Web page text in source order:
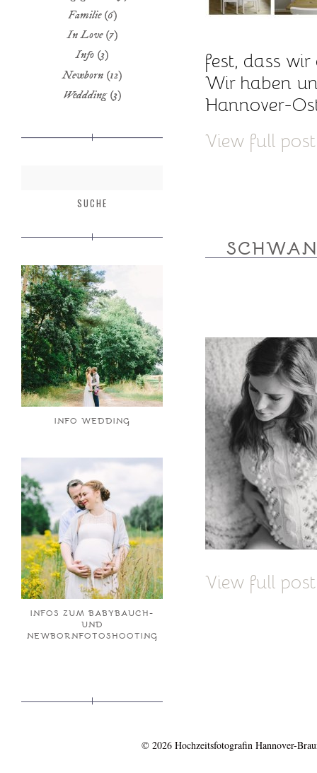
Familie(6)
In Love(7)
Info (3)
Newborn (12)
Weddding(3)
INFO WEDDING
INFOS ZUM BABYBAUCH-
UND
NEWBORNFOTOSHOOTING
fest, dass
Wir haben
Hannover-
View full
View full
© 2026 Hochzeitsfotografin Hannover-